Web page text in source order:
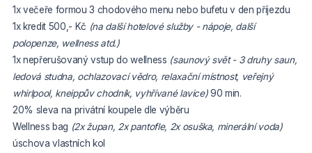
1x večeře formou 3 chodového menu nebo bufetu v den příjezdu
1x kredit 500,- Kč (na další hotelové služby - nápoje, další
polopenze, wellness atd.)
1x nepřerušovaný vstup do wellness (saunový svět - 3 druhy saun,
ledová studna, ochlazovací vědro, relaxační místnost, veřejný
whirlpool, kneippův chodník, vyhřívané lavice)90 min.
20% sleva na privátní koupele dle výběru
Wellness bag (2x župan, 2x pantofle, 2x osuška, minerální voda)
úschova vlastních kol